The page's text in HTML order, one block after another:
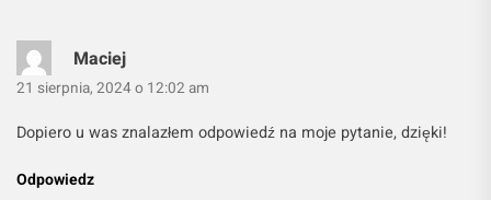
Maciej
21 sierpnia, 2024 o 12:02 am
Dopiero u was znalazłem odpowiedź na moje pytanie, dzięki!
Odpowiedz